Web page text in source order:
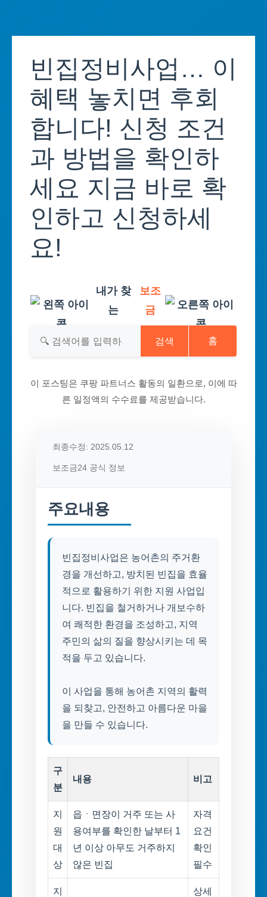
content빈집정비사업… 이
혜택 놓치면 후회
합니다! 신청 조건
과 방법을 확인하
세요 지금 바로 확
인하고 신청하세
요!
내가 찾
는
보조
금
검색 홈
이 포스팅은 쿠팡 파트너스 활동의 일환으로, 이에 따
른 일정액의 수수료를 제공받습니다.
최종수정: 2025.05.12
보조금24 공식 정보
주요내용
빈집정비사업은 농어촌의 주거환
경을 개선하고, 방치된 빈집을 효율
적으로 활용하기 위한 지원 사업입
니다. 빈집을 철거하거나 개보수하
여 쾌적한 환경을 조성하고, 지역
주민의 삶의 질을 향상시키는 데 목
적을 두고 있습니다.
이 사업을 통해 농어촌 지역의 활력
을 되찾고, 안전하고 아름다운 마을
구
분
내용 비고
지
원
대
상
읍ㆍ면장이 거주 또는 사
용여부를 확인한 날부터 1
년 이상 아무도 거주하지
않은 빈집
자격
요건
확인
필수
지
상세